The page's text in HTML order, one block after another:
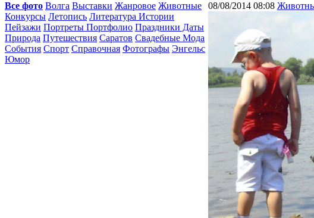
Все фото Волга Выставки Жанровое Животные
Конкурсы Летопись Литература Истории
Пейзажи Портреты Портфолио Праздники Даты
Природа Путешествия Саратов Свадебные Мода
События Спорт Справочная Фотографы Энгельс
Юмор
08/08/2014 08:08